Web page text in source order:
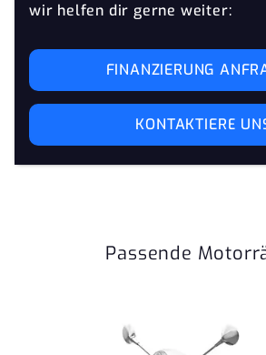
wir helfen dir gerne weiter:
FINANZIERUNG
KONTAKTIERE
Passende